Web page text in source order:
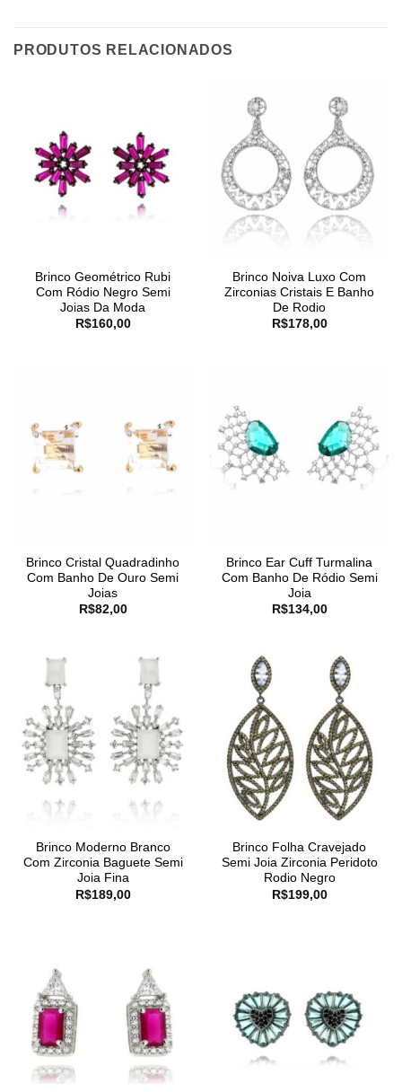
PRODUTOS RELACIONADOS
Brinco Geométrico Rubi
Com Ródio Negro Semi
Joias Da Moda
R$160,00
Brinco Noiva Luxo Com
Zirconias Cristais E Banho
De Rodio
R$178,00
Brinco Cristal Quadradinho
Com Banho De Ouro Semi
Joias
R$82,00
Brinco Ear Cuff Turmalina
Com Banho De Ródio Semi
Joia
R$134,00
Brinco Moderno Branco
Com Zirconia Baguete Semi
Joia Fina
R$189,00
Brinco Folha Cravejado
Semi Joia Zirconia Peridoto
Rodio Negro
R$199,00